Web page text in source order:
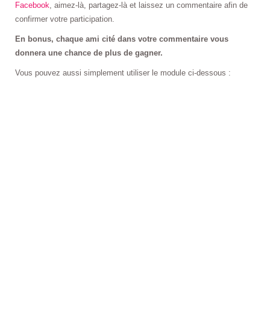
Facebook, aimez-là, partagez-là et laissez un commentaire afin de
confirmer votre participation.
En bonus, chaque ami cité dans votre commentaire vous
donnera une chance de plus de gagner.
Vous pouvez aussi simplement utiliser le module ci-dessous :